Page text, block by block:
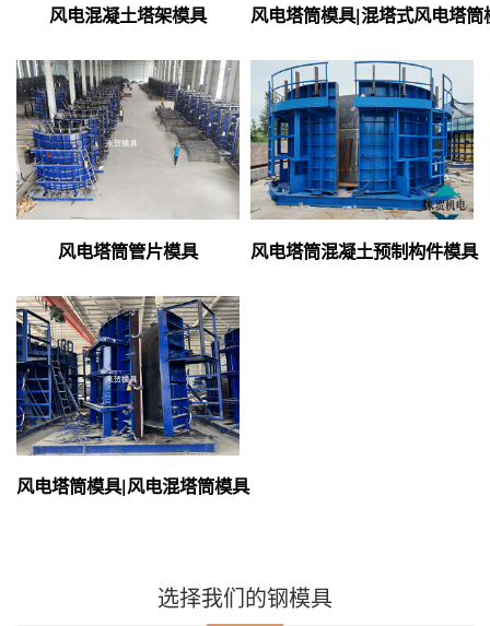
风电混凝土塔架模具 风电塔筒模具|混塔式风电塔筒
风电塔筒管片模具 风电塔筒混凝土预制构件模具
风电塔筒模具|风电混塔筒模具
选择我们的钢模具